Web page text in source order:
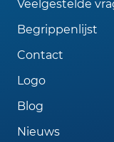
Veelgestelde
Begrippenlijst
Contact
Logo
Blog
Nieuws